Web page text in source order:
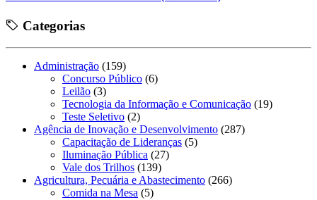
Categorias
Administração (159)
Concurso Público (6)
Leilão (3)
Tecnologia da Informação e Comunicação (19)
Teste Seletivo (2)
Agência de Inovação e Desenvolvimento (287)
Capacitação de Lideranças (5)
Iluminação Pública (27)
Vale dos Trilhos (139)
Agricultura, Pecuária e Abastecimento (266)
Comida na Mesa (5)